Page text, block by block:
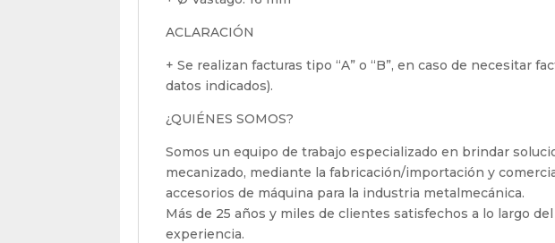
ACLARACIÓN
+ Se realizan facturas tipo “A” o “B”, en caso de necesitar
datos indicados).
¿QUIÉNES SOMOS?
Somos un equipo de trabajo especializado en brindar
mecanizado, mediante la fabricación/importación y
accesorios de máquina para la industria metalmecánica.
Más de 25 años y miles de clientes satisfechos a lo largo
experiencia.